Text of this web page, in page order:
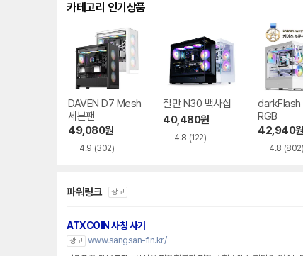
카테고리 인기상품
DAVEN D7 Mesh
세븐팬
49,080원
4.9 (302)
잘만 N30 백사십
40,480원
4.8 (122)
RGB
42,940원
4.8 (802)
파워링크 광고
ATXCOIN 사칭 사기
광고 www.sangsan-fin.kr/